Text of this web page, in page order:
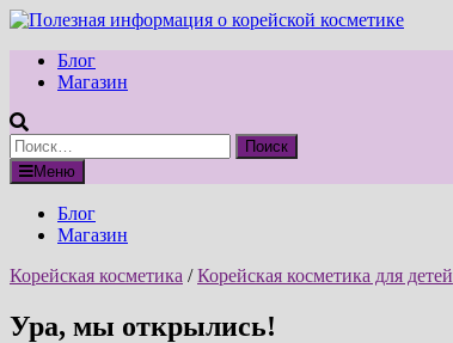
Перейти
содержимому
Блог
Магазин
Найти:
Меню
Блог
Магазин
Корейская косметика /Корейская косметика для детей
Ура, мы открылись!